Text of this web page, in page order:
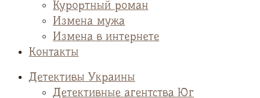
Курортный роман
Измена мужа
Измена в интернете
Контакты
Детективы Украины
Детективные агентства Юг